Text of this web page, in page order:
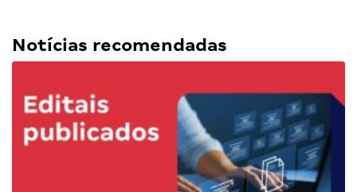
Notícias recomendadas